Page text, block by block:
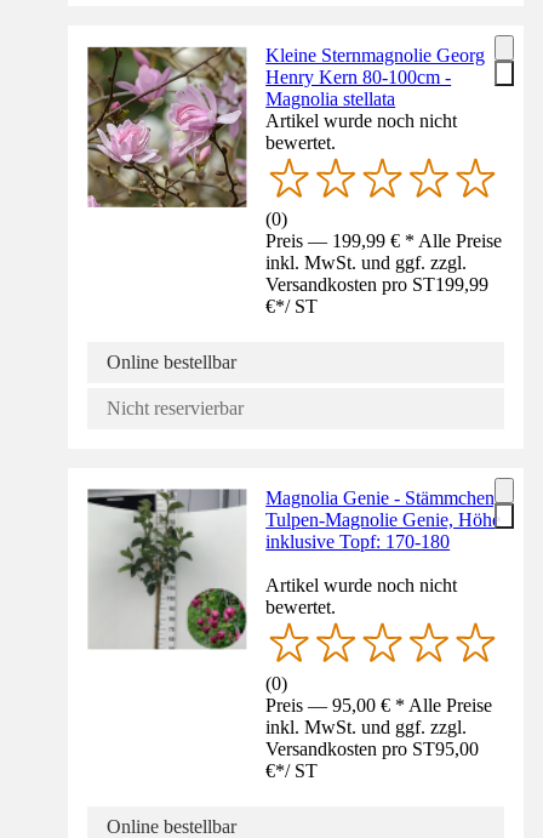
Kleine Sternmagnolie Georg
Henry Kern 80-100cm -
Magnolia stellata
Artikel wurde noch nicht
bewertet.
(0)
Preis — 199,99 € * Alle Preise
inkl. MwSt. und ggf. zzgl.
Versandkosten pro ST199,99
€*/ ST
Online bestellbar
Nicht reservierbar
Magnolia Genie - Stämmchen,
Tulpen-Magnolie Genie, Höhe
inklusive Topf: 170-180
Artikel wurde noch nicht
bewertet.
(0)
Preis — 95,00 € * Alle Preise
inkl. MwSt. und ggf. zzgl.
Versandkosten pro ST95,00
€*/ ST
Online bestellbar